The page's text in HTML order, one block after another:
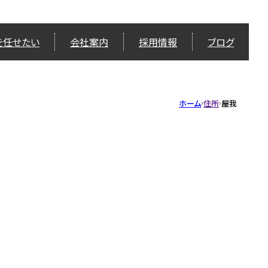
せたい 会社案内 採用情報 ブログ
ホーム 住所 屋我